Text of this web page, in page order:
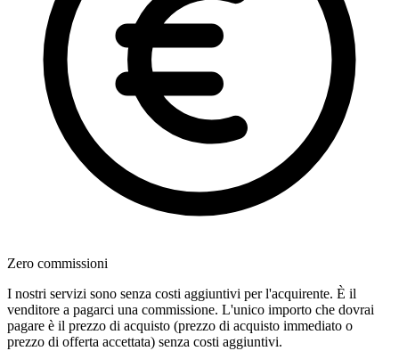
Zero commissioni
I nostri servizi sono senza costi aggiuntivi per l'acquirente. È il
venditore a pagarci una commissione. L'unico importo che dovrai
pagare è il prezzo di acquisto (prezzo di acquisto immediato o
prezzo di offerta accettata) senza costi aggiuntivi.